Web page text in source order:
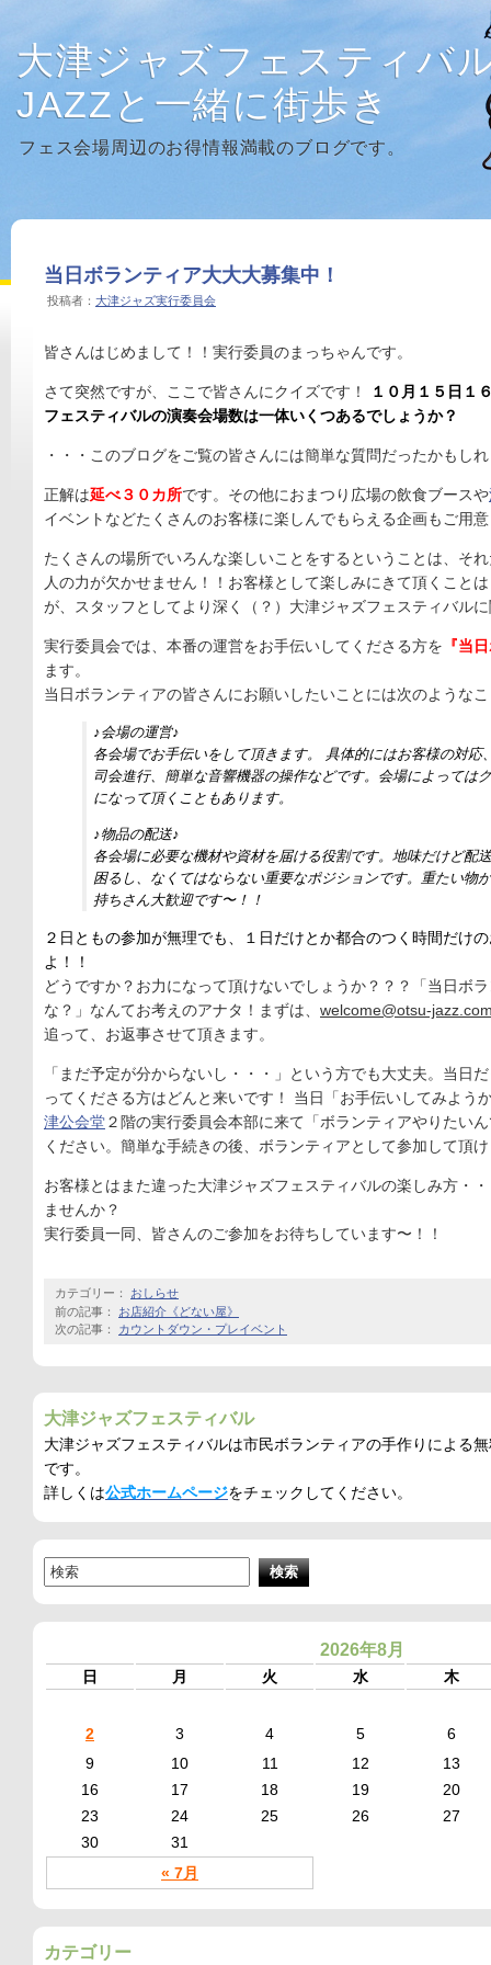
大津ジャズフェスティバ
JAZZと一緒に街歩き
フェス会場周辺のお得情報満載のブログです。
当日ボランティア大大大募集中！
投稿者： 大津ジャズ実行委員会
皆さんはじめまして！！実行委員のまっちゃんです。
さて突然ですが、ここで皆さんにクイズです！
１０月１５日１
フェスティバルの演奏会場数は一体いくつあるでしょうか？
・・・このブログをご覧の皆さんには簡単な質問だったかもし
正解は延べ３０カ所です。その他におまつり広場の飲食ブースや
イベントなどたくさんのお客様に楽しんでもらえる企画もご用
たくさんの場所でいろんな楽しいことをするということは、そ
人の力が欠かせません！！お客様として楽しみにきて頂くこと
が、スタッフとしてより深く（？）大津ジャズフェスティバル
実行委員会では、本番の運営をお手伝いしてくださる方を 『当
ます。
当日ボランティアの皆さんにお願いしたいことには次のような
♪会場の運営♪
各会場でお手伝いをして頂きます。 具体的にはお客様の対応
司会進行、簡単な音響機器の操作などです。会場によっては
になって頂くこともあります。
♪物品の配送♪
各会場に必要な機材や資材を届ける役割です。地味だけど配
困るし、なくてはならない重要なポジションです。重たい物
持ちさん大歓迎です〜！！
２日ともの参加が無理でも、１日だけとか都合のつく時間だけ
よ！！
どうですか？お力になって頂けないでしょうか？？？「当日ボ
な？」なんてお考えのアナタ！まずは、 welcome@otsu-
追って、お返事させて頂きます。
「まだ予定が分からないし・・・」という方でも大丈夫。当日
ってくださる方はどんと来いです！ 当日「お手伝いしてみよう
津公会堂２階の実行委員会本部に来て「ボランティアやりたい
ください。簡単な手続きの後、ボランティアとして参加して頂
お客様とはまた違った大津ジャズフェスティバルの楽しみ方・
ませんか？
実行委員一同、皆さんのご参加をお待ちしています〜！！
カテゴリー： おしらせ
前の記事： お店紹介《どない屋》
次の記事： カウントダウン・プレイベント
大津ジャズフェスティバル
大津ジャズフェスティバルは市民ボランティアの手作りによる
です。
詳しくは公式ホームページをチェックしてください。
2026年8月
日 月 火 水 木
« 7月
2 3 4 5
6
9
10 11 12
13
16
17 18 19
20
23
24 25 26
27
30
31
カテゴリー